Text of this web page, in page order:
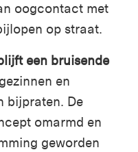
oogcontact met
op straat.
een bruisende
en
bijpraten. De
omarmd en
geworden